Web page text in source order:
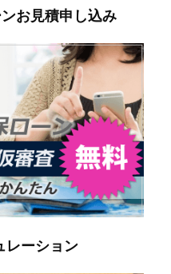
お見積申し込み
レーション